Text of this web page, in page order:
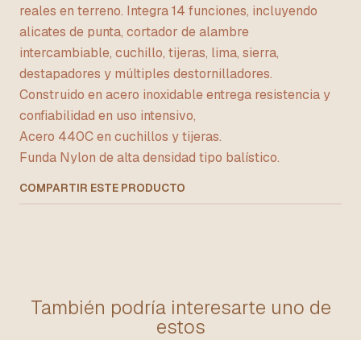
reales en terreno. Integra 14 funciones, incluyendo
alicates de punta, cortador de alambre
intercambiable, cuchillo, tijeras, lima, sierra,
destapadores y múltiples destornilladores.
Construido en acero inoxidable entrega resistencia y
confiabilidad en uso intensivo,
Acero 440C en cuchillos y tijeras.
Funda Nylon de alta densidad tipo balístico.
COMPARTIR ESTE PRODUCTO
También podría interesarte uno de
estos